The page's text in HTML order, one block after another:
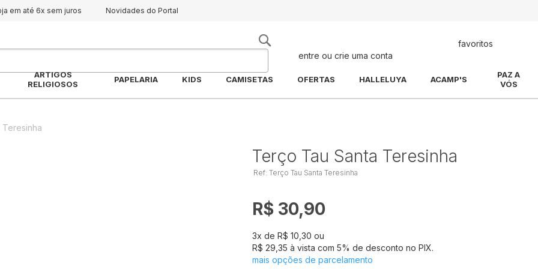
em até 6x sem juros Novidades do Portal
entre ou crie uma conta
favoritos
ARTIGOS
RELIGIOSOS
PAPELARIA KIDS CAMISETAS OFERTAS HALLELUYA ACAMP'S
PAZ A
VÓS
Terço Tau Santa Teresinha
Ref: Terço Tau Santa Teresinha
R$ 30,90
3x de R$ 10,30 ou
R$ 29,35 à vista com 5% de desconto no PIX.
mais opções de parcelamento